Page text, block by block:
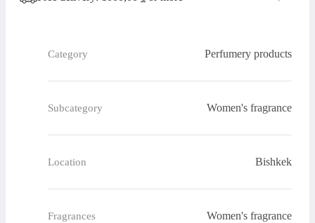
Category Perfumery products
Subcategory Women's fragrance
Location Bishkek
Fragrances Women's fragrance